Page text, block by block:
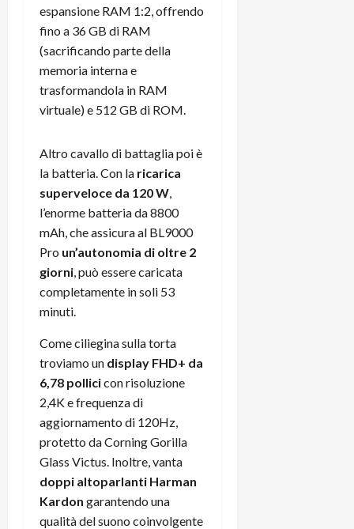
espansione RAM 1:2, offrendo
fino a 36 GB di RAM
(sacrificando parte della
memoria interna e
trasformandola in RAM
virtuale) e 512 GB di ROM.
Altro cavallo di battaglia poi è
la batteria. Con la ricarica
superveloce da 120 W,
l’enorme batteria da 8800
mAh, che assicura al BL9000
Pro un’autonomia di oltre 2
giorni, può essere caricata
completamente in soli 53
minuti.
Come ciliegina sulla torta
troviamo un display FHD+ da
6,78 pollicicon risoluzione
2,4K e frequenza di
aggiornamento di 120Hz,
protetto da Corning Gorilla
Glass Victus. Inoltre, vanta
doppi altoparlanti Harman
Kardon garantendo una
qualità del suono coinvolgente